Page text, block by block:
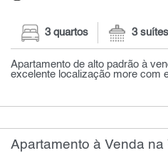
3 quartos 3 suítes
Apartamento de alto padrão à
excelente localização more com
Apartamento à Venda na